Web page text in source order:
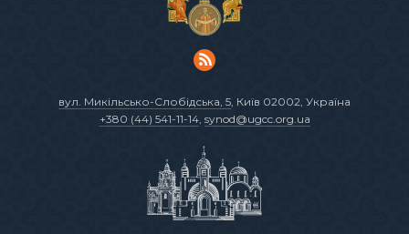
вул. Микільсько-Слобідська, 5 , Київ 02002, Україна
+380 (44) 541-11-14, synod@ugcc.org.ua